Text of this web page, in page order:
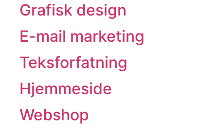
Grafisk design
E-mail marketing
Teksforfatning
Hjemmeside
Webshop